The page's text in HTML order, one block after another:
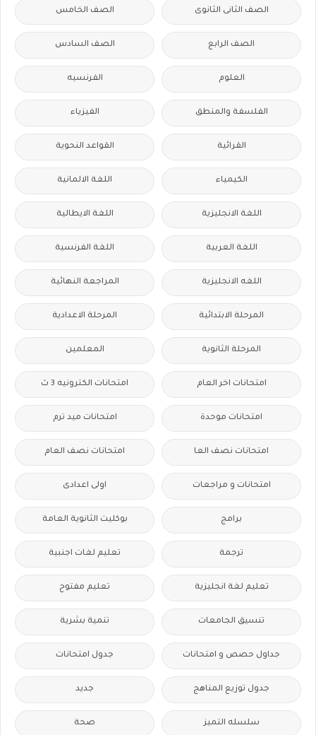
الصف الثانى الثانوى الصف الخامس
الصف الرابع الصف السادس
العلوم الفرنسيه
الفلسفة والمنطق الفيزياء
القرائية القواعد النحوية
الكيمياء اللغة الالمانية
اللغة الانجليزية اللغة الايطالية
اللغة العربية اللغة الفرنسية
اللغه الانجليزية المراجعة النهائية
المرحلة الابتدائية المرحلة الاعدادية
المرحلة الثانوية المعلمين
امتحانات اخر العام امتحانات الكترونيه 3 ث
امتحانات موحدة امتحانات ميد ترم
امتحانات نصف العا امتحانات نصف العام
امتحانات و مراجعات اولى اعدادى
برامج بوكليت الثانوية العامة
ترجمة تعليم لغات اجنبية
تعليم لغة انجليزية تعليم مفتوح
تنسيق الجامعات تنمية بشرية
جداول حصص و امتحانات جدول امتحانات
جدول توزيع المناهج جديد
سلسله التميز صحة